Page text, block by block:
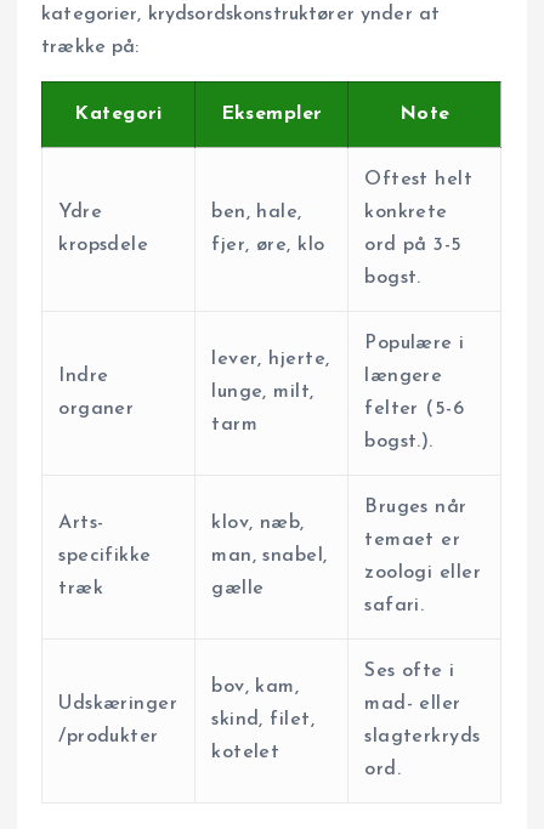
kategorier, krydsordskonstruktører ynder at
trække på:
Kategori Eksempler Note
Ydre
kropsdele
ben, hale,
fjer, øre, klo
Oftest helt
konkrete
ord på 3-5
bogst.
Indre
organer
lever, hjerte,
lunge, milt,
tarm
Populære i
længere
felter (5-6
bogst.).
Arts-
specifikke
træk
klov, næb,
man, snabel,
gælle
Bruges når
temaet er
zoologi eller
safari.
Udskæringer
/produkter
bov, kam,
skind, filet,
kotelet
Ses ofte i
mad- eller
slagterkryds
ord.